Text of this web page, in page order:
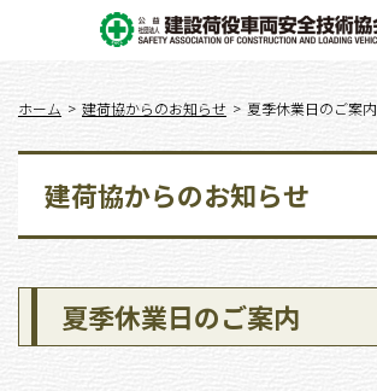
ホーム 建荷協からのお知らせ 夏季休業日のご案内
建荷協からのお知らせ
夏季休業日のご案内